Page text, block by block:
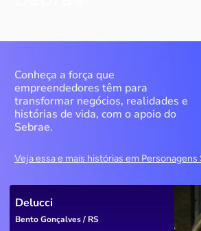
Conheça a força que
empreendedores têm para
transformar negócios, realidades e
histórias de vida, com o apoio do
Sebrae.
Veja essa e mais histórias em Personagens
Delucci
Bento Gonçalves / RS